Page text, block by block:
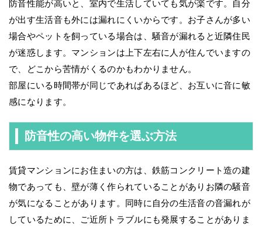
防音性能が高いと、室内で生活していても気が楽です。自分
が出す生活音も外には漏れにくいからです。お子さんが多い
場合やペットを飼っている場合は、騒音が漏れると近隣住民
が迷惑します。マンションは上下左右に人が住んでいますの
で、どこから苦情がくるのかもわかりません。
部屋にいる時間帯が同じであればあるほど、お互いに音に敏
感になります。
防音性の高い物件を選ぶ方法
賃貸マンションにお住まいの方は、鉄筋コンクリート造の建
物であっても、壁が薄く作られていることがありお隣の騒音
が気になることがあります。同時に自分の生活音の音漏れが
しているために、ご近所トラブルにも発展することがありま